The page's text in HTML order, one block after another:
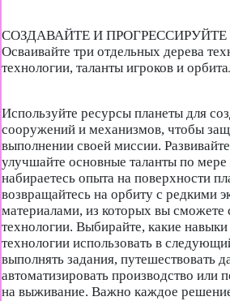
СОЗДАВАЙТЕ И ПРОГРЕССИРУЙТЕ
Осваивайте три отдельных дерева
технологии, таланты игроков и
Используйте ресурсы планеты для
сооружений и механизмов, чтобы
выполнении своей миссии.
улучшайте основные таланты по мере
набираетесь опыта на поверхности
возвращайтесь на орбиту с редкими
материалами, из которых вы сможете
технологии. Выбирайте, какие навыки
технологии использовать в
выполнять задания, путешествовать
автоматизировать производство или
на выживание. Важно каждое